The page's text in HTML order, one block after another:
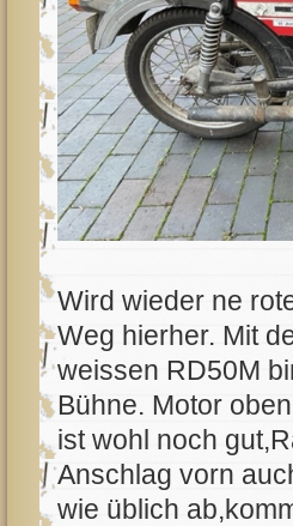
Wird wieder ne
Weg hierher. Mit
weissen RD50M
Bühne. Motor oben
ist wohl noch
Anschlag vorn
wie üblich